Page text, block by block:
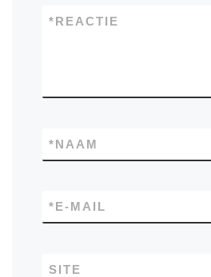
REACTIE
*
NAAM
*
E-MAIL
*
SITE